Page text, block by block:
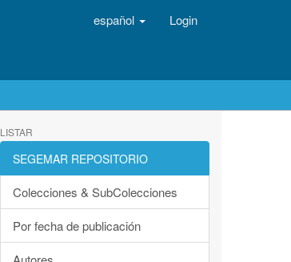
español Login
LISTAR
SEGEMAR REPOSITORIO
Colecciones & SubColecciones
Por fecha de publicación